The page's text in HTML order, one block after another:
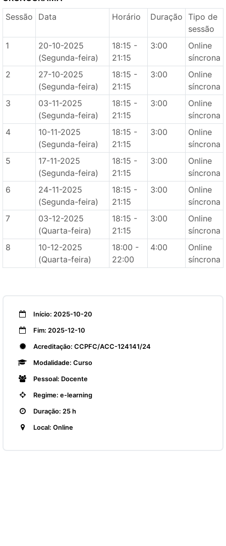
Sessão
Data Horário Duração Tipo de
sessão
1
20-10-2025
(Segunda-feira)
18:15 -
21:15
3:00
Online
síncrona
2
27-10-2025
(Segunda-feira)
18:15 -
21:15
3:00
Online
síncrona
3
03-11-2025
(Segunda-feira)
18:15 -
21:15
3:00
Online
síncrona
4
10-11-2025
(Segunda-feira)
18:15 -
21:15
3:00
Online
síncrona
5
17-11-2025
(Segunda-feira)
18:15 -
21:15
3:00
Online
síncrona
6
24-11-2025
(Segunda-feira)
18:15 -
21:15
3:00
Online
síncrona
7
03-12-2025
(Quarta-feira)
18:15 -
21:15
3:00
Online
síncrona
8
10-12-2025
(Quarta-feira)
18:00 -
22:00
4:00
Online
síncrona
Início: 2025-10-20
Fim: 2025-12-10
Acreditação: CCPFC/ACC-124141/24
Modalidade: Curso
Pessoal: Docente
Regime: e-learning
Duração: 25 h
Local: Online